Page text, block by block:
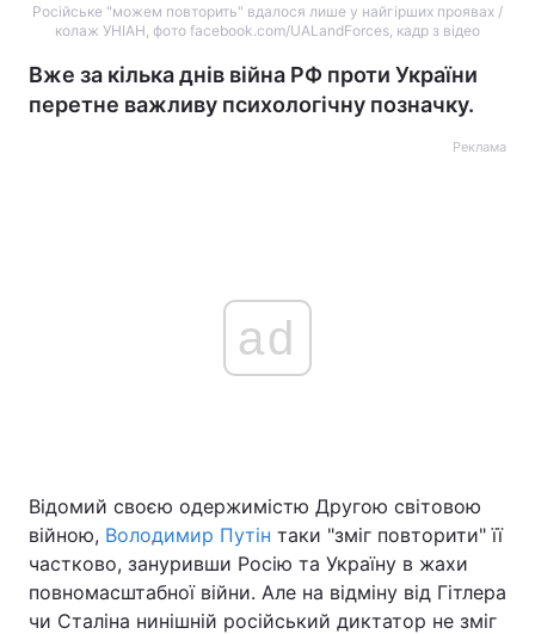
Головна Війна
Україна Політика
Економіка Світ
Російське "можем повторить" вдалося лише у найгірших проявах /
колаж УНІАН, фото facebook.com/UALandForces, кадр з відео
Вже за кілька днів війна РФ проти України
перетне важливу психологічну позначку.
Реклама
ad
Відомий своєю одержимістю Другою світовою
війною, Володимир Путін таки "зміг повторити" її
частково, зануривши Росію та Україну в жахи
повномасштабної війни. Але на відміну від Гітлера
чи Сталіна нинішній російський диктатор не зміг